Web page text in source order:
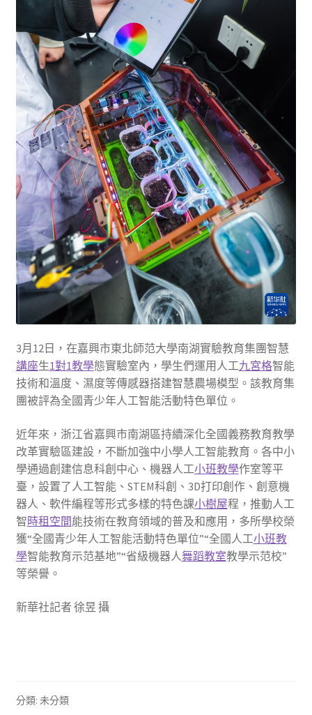
3月12日，在嘉興市東北師范大學南湖實驗教育集團智慧
講座生1對1教學態實驗室內，學生們運用人工九宮格智能
技術和溫度、濕度等傳感器搭建智慧農場模型。該教育集
團被評為全國青少年人工智能活動特色單位。
近年來，浙江省嘉興市南湖區持續深化全國義務教育教學
改革實驗區建設，不斷加強中小學人工智能教育。各中小
學通過創建信息科創中心、機器人工小班教學作室等平
臺，設置了人工智能、STEM科創、3D打印創作、創意機
器人、軟件編程等形式多樣的特色課小樹屋程，推動人工
智時租空間能技術在教育領域的普及和應用，多所學校榮
獲“全國青少年人工智能活動特色單位”“全國人工小班教
學智能教育示范基地”“省級機器人舞蹈教室教學示范校”
等榮譽。
新華社記者 徐昱 攝
分類: 未分類